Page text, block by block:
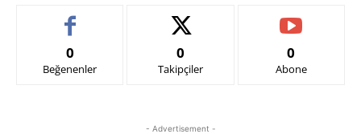
0
Beğenenler
0
Takipçiler
0
Abone
- Advertisement -